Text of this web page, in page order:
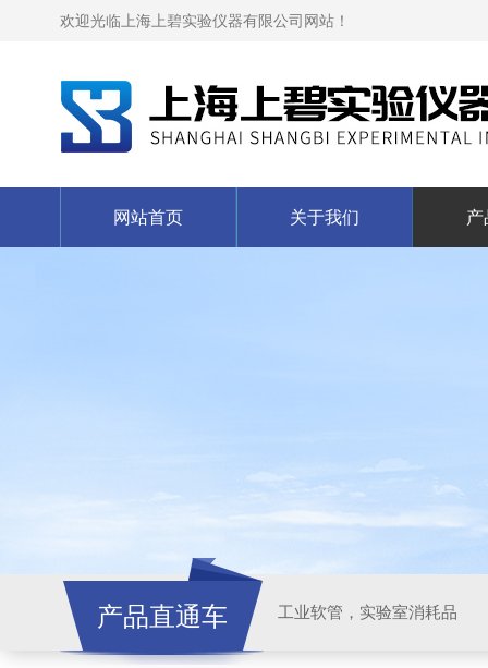
欢迎光临上海上碧实验仪器有限公司网站！
网站首页 关于我们 产
产品直通车 工业软管，实验室消耗品